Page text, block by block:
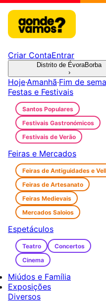
Criar ContaEntrar
Distrito de ÉvoraBorba
›
Hoje·Amanhã·Fim de
Festas e Festivais
Santos Populares
Festivais Gastronómicos
Festivais de Verão
Feiras e Mercados
Feiras de Antiguidades e
Feiras de Artesanato
Feiras Medievais
Mercados Saloios
Espetáculos
Teatro
Concertos
Cinema
Miúdos e Família
Exposições
Diversos